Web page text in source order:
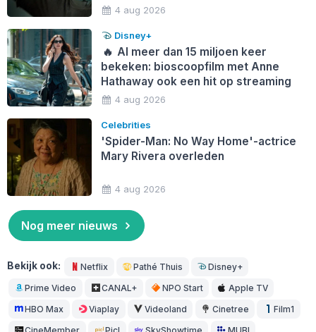
4 aug 2026
Disney+
🔥 Al meer dan 15 miljoen keer
bekeken: bioscoopfilm met Anne
Hathaway ook een hit op streaming
4 aug 2026
Celebrities
'Spider-Man: No Way Home'-actrice
Mary Rivera overleden
4 aug 2026
Nog meer nieuws
Bekijk ook: Netflix Pathé Thuis Disney+
Prime Video CANAL+ NPO Start Apple TV
HBO Max Viaplay Videoland Cinetree Film1